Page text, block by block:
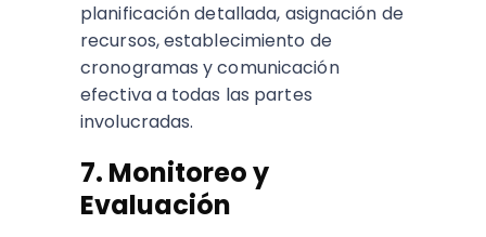
planificación detallada, asignación de
recursos, establecimiento de
cronogramas y comunicación
efectiva a todas las partes
involucradas.
7. Monitoreo y
Evaluación